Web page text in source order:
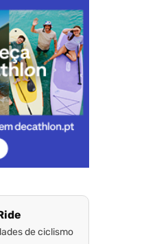
de ciclismo